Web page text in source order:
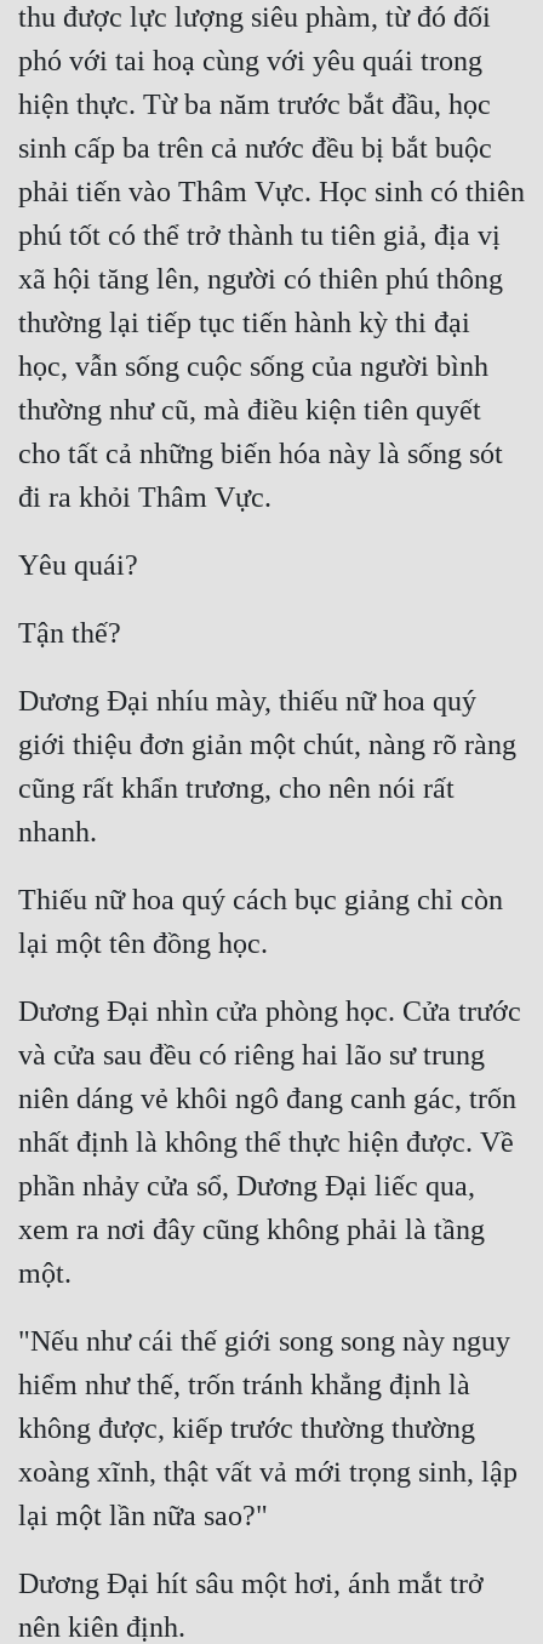
thu được lực lượng siêu phàm, từ đó đối
phó với tai hoạ cùng với yêu quái trong
hiện thực. Từ ba năm trước bắt đầu, học
sinh cấp ba trên cả nước đều bị bắt buộc
phải tiến vào Thâm Vực. Học sinh có thiên
phú tốt có thể trở thành tu tiên giả, địa vị
xã hội tăng lên, người có thiên phú thông
thường lại tiếp tục tiến hành kỳ thi đại
học, vẫn sống cuộc sống của người bình
thường như cũ, mà điều kiện tiên quyết
cho tất cả những biến hóa này là sống sót
Dương Đại nhíu mày, thiếu nữ hoa quý
giới thiệu đơn giản một chút, nàng rõ ràng
cũng rất khẩn trương, cho nên nói rất
Thiếu nữ hoa quý cách bục giảng chỉ còn
Dương Đại nhìn cửa phòng học. Cửa trước
và cửa sau đều có riêng hai lão sư trung
niên dáng vẻ khôi ngô đang canh gác, trốn
nhất định là không thể thực hiện được. Về
phần nhảy cửa sổ, Dương Đại liếc qua,
xem ra nơi đây cũng không phải là tầng
"Nếu như cái thế giới song song này nguy
hiểm như thế, trốn tránh khẳng định là
không được, kiếp trước thường thường
xoàng xĩnh, thật vất vả mới trọng sinh, lập
Dương Đại hít sâu một hơi, ánh mắt trở